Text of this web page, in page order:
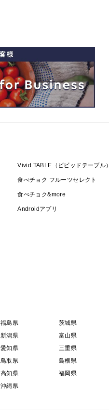
Vivid TABLE（ビビッドテーブル）
食べチョク フルーツセレクト
食べチョク&more
Androidアプリ
福島県
茨城県
新潟県
富山県
愛知県
三重県
鳥取県
島根県
高知県
福岡県
沖縄県